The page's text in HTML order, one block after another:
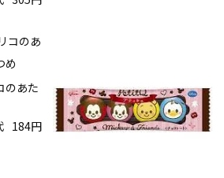
のあた
184円